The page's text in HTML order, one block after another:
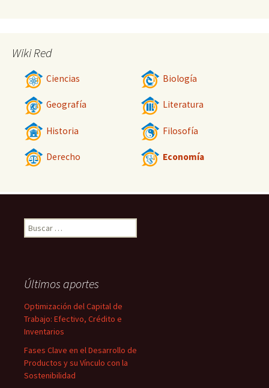
Wiki Red
Ciencias Biología
Geografía Literatura
Historia Filosofía
Derecho Economía
Buscar:
Últimos aportes
Optimización del Capital de
Trabajo: Efectivo, Crédito e
Inventarios
Fases Clave en el Desarrollo de
Productos y su Vínculo con la
Sostenibilidad